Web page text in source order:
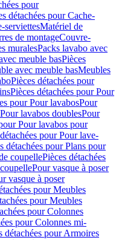
pour
détachées pour Cache-
serviettesMatériel de
de montageCouvre-
muralesPacks lavabo avec
meuble basPièces
avec meuble basMeubles
Pièces détachées pour
Pièces détachées pour Pour
pour Pour lavabosPour
lavabos doublesPour
Pour lavabos pour
pour Pour lave-
détachées pour Plans pour
coupellePièces détachées
Pour vasque à poser
vasque à poser
pour Meubles
pour Meubles
pour Colonnes
pour Colonnes mi-
détachées pour Armoires